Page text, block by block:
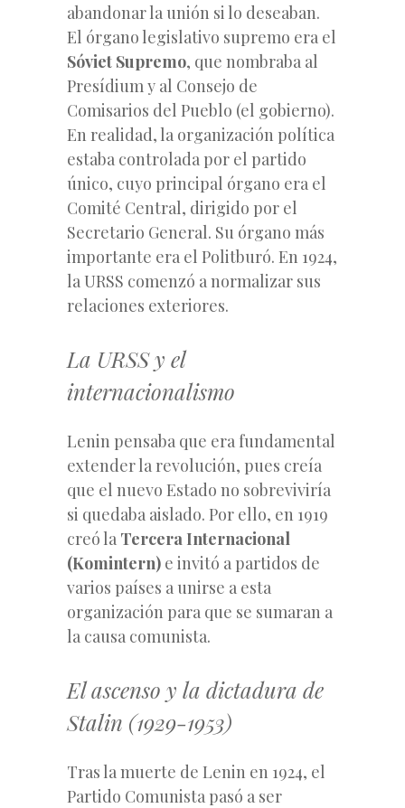
abandonar la unión si lo deseaban.
El órgano legislativo supremo era el
Sóviet Supremo, que nombraba al
Presídium y al Consejo de
Comisarios del Pueblo (el gobierno).
En realidad, la organización política
estaba controlada por el partido
único, cuyo principal órgano era el
Comité Central, dirigido por el
Secretario General. Su órgano más
importante era el Politburó. En 1924,
la URSS comenzó a normalizar sus
relaciones exteriores.
La URSS y el
internacionalismo
Lenin pensaba que era fundamental
extender la revolución, pues creía
que el nuevo Estado no sobreviviría
si quedaba aislado. Por ello, en 1919
creó la Tercera Internacional
(Komintern) e invitó a partidos de
varios países a unirse a esta
organización para que se sumaran a
la causa comunista.
El ascenso y la dictadura de
Stalin (1929-1953)
Tras la muerte de Lenin en 1924, el
Partido Comunista pasó a ser